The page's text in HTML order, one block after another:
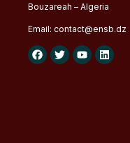
Bouzareah – Algeria
Email: contact@ensb.dz